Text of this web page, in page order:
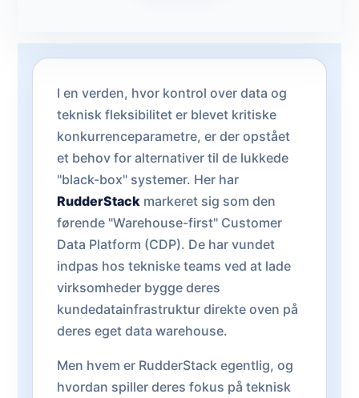
I en verden, hvor kontrol over data og
teknisk fleksibilitet er blevet kritiske
konkurrenceparametre, er der opstået
et behov for alternativer til de lukkede
"black-box" systemer. Her har
RudderStack markeret sig som den
førende "Warehouse-first" Customer
Data Platform (CDP). De har vundet
indpas hos tekniske teams ved at lade
virksomheder bygge deres
kundedatainfrastruktur direkte oven på
deres eget data warehouse.
Men hvem er RudderStack egentlig, og
hvordan spiller deres fokus på teknisk